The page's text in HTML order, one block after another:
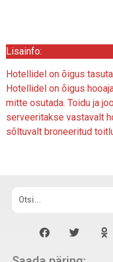
Lisainfo:
Hotellidel on õigus
Hotellidel on õigus
mitte osutada. Toidu ja
serveeritakse vastavalt
sõltuvalt broneeritud